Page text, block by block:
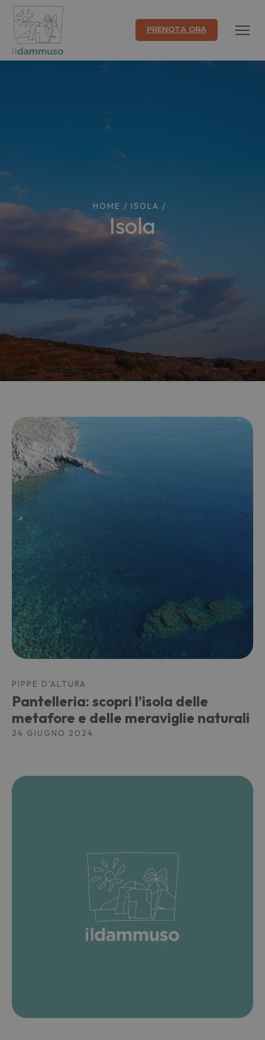
PRENOTA ORA
HOME / ISOLA /
isola
PIPPE D'ALTURA
Pantelleria: scopri l’isola delle
metafore e delle meraviglie naturali
24 GIUGNO 2024